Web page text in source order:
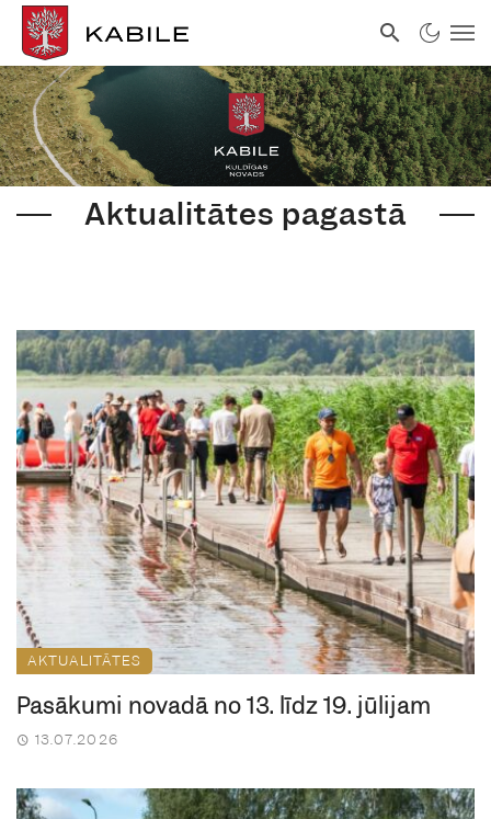
Aktualitātes pagastā
AKTUALITĀTES
Pasākumi novadā no 13. līdz 19. jūlijam
13.07.2026